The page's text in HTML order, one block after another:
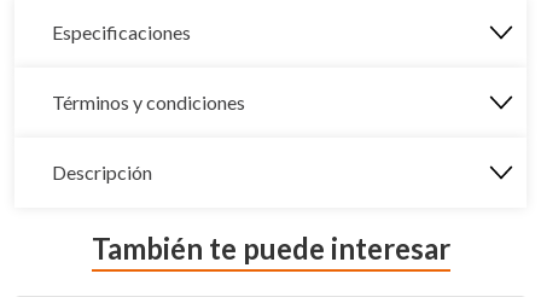
Especificaciones
Términos y condiciones
Descripción
También te puede interesar